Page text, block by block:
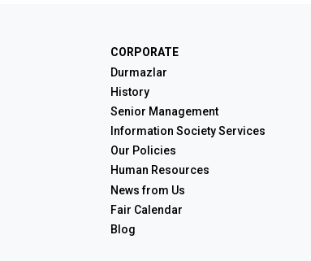
CORPORATE
Durmazlar
History
Senior Management
Information Society Services
Our Policies
Human Resources
News from Us
Fair Calendar
Blog